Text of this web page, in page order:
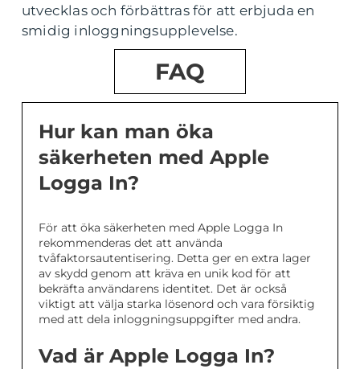
utvecklas och förbättras för att erbjuda en
smidig inloggningsupplevelse.
FAQ
Hur kan man öka
säkerheten med Apple
Logga In?
För att öka säkerheten med Apple Logga In
rekommenderas det att använda
tvåfaktorsautentisering. Detta ger en extra lager
av skydd genom att kräva en unik kod för att
bekräfta användarens identitet. Det är också
viktigt att välja starka lösenord och vara försiktig
med att dela inloggningsuppgifter med andra.
Vad är Apple Logga In?